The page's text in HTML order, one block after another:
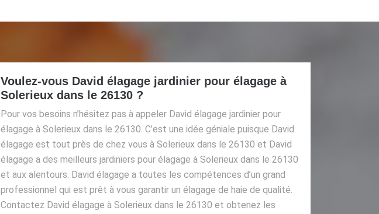
Voulez-vous David élagage jardinier pour élagage à
Solerieux dans le 26130 ?
Pour vos besoins n’hésitez pas à appeler David élagage jardinier pour
élagage à Solerieux dans le 26130. C’est une idée géniale puisque David
élagage est tout près de chez vous à Solerieux dans le 26130 et David
élagage a des meilleurs jardiniers pour élagage à Solerieux dans le 26130
et aux alentours. David élagage a toutes les compétences d’un grand
professionnel qui est prêt à vous garantir un élagage de haie de qualité.
Contactez David élagage à Solerieux dans le 26130 et obtenez les